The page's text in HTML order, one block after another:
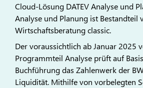
Cloud-Lösung DATEV Analyse und
Analyse und Planung ist Bestandteil
Wirtschaftsberatung classic.
Der voraussichtlich ab Januar 2025
Programmteil Analyse prüft auf
Buchführung das Zahlenwerk der
Liquidität. Mithilfe von vorbelegten